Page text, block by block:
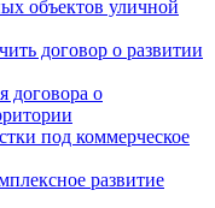
объектов уличной
договор о развитии
договора о
под коммерческое
развитие